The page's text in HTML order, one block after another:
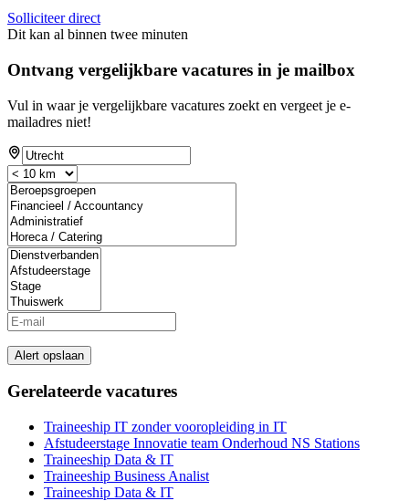
Solliciteer direct
Dit kan al binnen twee minuten
Ontvang vergelijkbare vacatures in je mailbox
Vul in waar je vergelijkbare vacatures zoekt en vergeet je e-
mailadres niet!
Alert opslaan
Gerelateerde vacatures
Traineeship IT zonder vooropleiding in IT
Afstudeerstage Innovatie team Onderhoud NS Stations
Traineeship Data & IT
Traineeship Business Analist
Traineeship Data & IT